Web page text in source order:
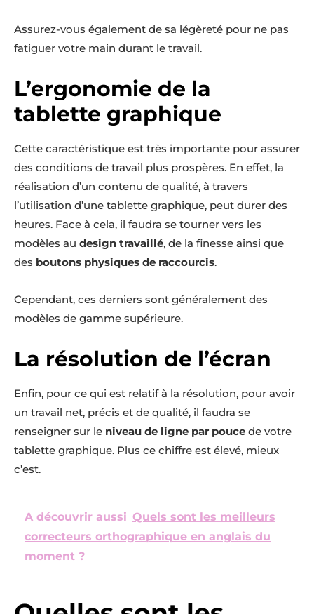
Assurez-vous également de sa légèreté pour ne pas
fatiguer votre main durant le travail.
L’ergonomie de la
tablette graphique
Cette caractéristique est très importante pour assurer
des conditions de travail plus prospères. En effet, la
réalisation d’un contenu de qualité, à travers
l’utilisation d’une tablette graphique, peut durer des
heures. Face à cela, il faudra se tourner vers les
modèles au design travaillé, de la finesse ainsi que
des boutons physiques de raccourcis.
Cependant, ces derniers sont généralement des
modèles de gamme supérieure.
La résolution de l’écran
Enfin, pour ce qui est relatif à la résolution, pour avoir
un travail net, précis et de qualité, il faudra se
renseigner sur le niveau de ligne par pouce de votre
tablette graphique. Plus ce chiffre est élevé, mieux
c’est.
A découvrir aussi Quels sont les meilleurs
correcteurs orthographique en anglais du
moment ?